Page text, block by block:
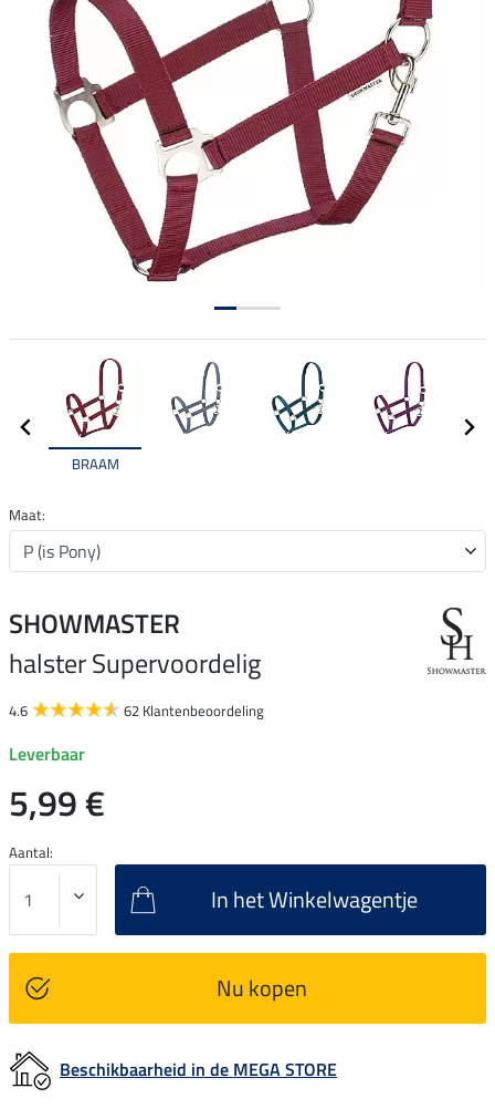
BRAAM
Maat:
SHOWMASTER
halster Supervoordelig
4.6 62 Klantenbeoordeling
Leverbaar
5,99 €
Aantal:
In het Winkelwagentje
Nu kopen
Beschikbaarheid in de MEGA STORE